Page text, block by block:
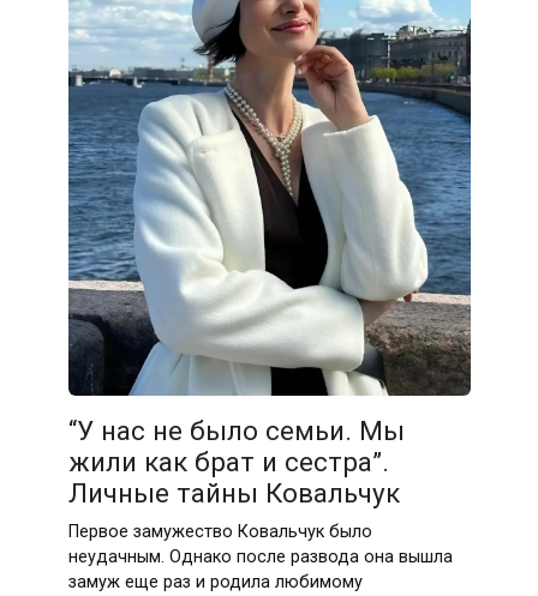
“У нас не было семьи. Мы
жили как брат и сестра”.
Личные тайны Ковальчук
Первое замужество Ковальчук было
неудачным. Однако после развода она вышла
замуж еще раз и родила любимому